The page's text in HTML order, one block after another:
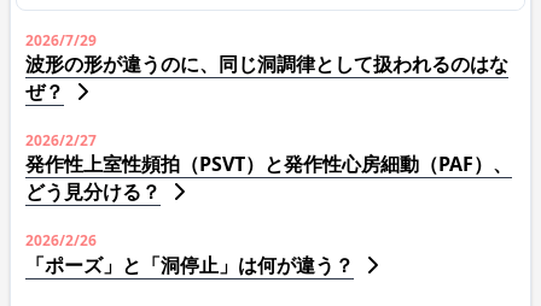
2026/7/29
波形の形が違うのに、同じ洞調律として扱われるのはな
ぜ？
2026/2/27
発作性上室性頻拍（PSVT）と発作性心房細動（PAF）、
どう見分ける？
2026/2/26
「ポーズ」と「洞停止」は何が違う？